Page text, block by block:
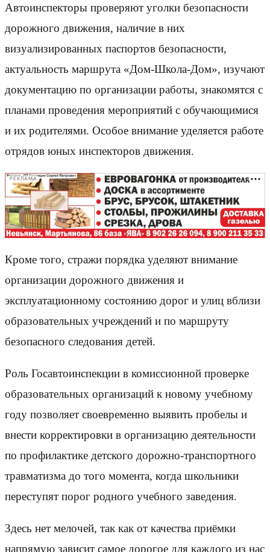
Автоинспекторы проверяют уголки безопасности
дорожного движения, наличие в них
визуализированных паспортов безопасности,
актуальность маршрута «Дом-Школа-Дом», изучают
документацию по организации работы, знакомятся с
планами проведения мероприятий с обучающимися
и их родителями. Особое внимание уделяется работе
отрядов юных инспекторов движения.
РЕКЛАМА
Кроме того, стражи порядка уделяют внимание
организации дорожного движения и
эксплуатационному состоянию дорог и улиц вблизи
образовательных учреждений и по маршруту
безопасного следования детей.
Роль Госавтоинспекции в комиссионной проверке
образовательных организаций к новому учебному
году позволяет своевременно выявить пробелы и
внести корректировки в организацию деятельности
по профилактике детского дорожно-транспортного
травматизма до того момента, когда школьники
переступят порог родного учебного заведения.
Здесь нет мелочей, так как от качества приёмки
напрямую зависит самое дорогое для каждого из нас